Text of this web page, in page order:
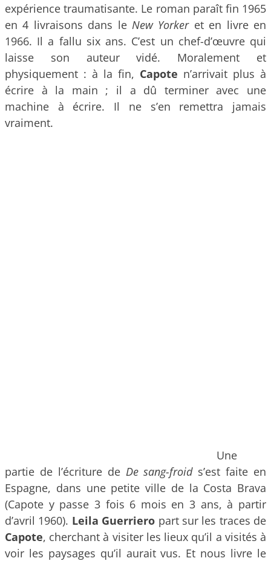
expérience traumatisante. Le roman paraît fin 1965
en 4 livraisons dans le New Yorkeret en livre en
1966. Il a fallu six ans. C’est un chef-d’œuvre qui
laisse son auteur vidé. Moralement et
physiquement : à la fin, Capote n’arrivait plus à
écrire à la main ; il a dû terminer avec une
machine à écrire. Il ne s’en remettra jamais
vraiment.
Une
partie de l’écriture de De sang-froids’est faite en
Espagne, dans une petite ville de la Costa Brava
(Capote y passe 3 fois 6 mois en 3 ans, à partir
d’avril 1960). Leila Guerriero part sur les traces de
Capote, cherchant à visiter les lieux qu’il a visités à
voir les paysages qu’il aurait vus. Et nous livre le